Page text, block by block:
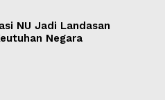
NU Jadi Landasan
Negara